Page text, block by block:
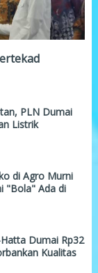
PLN Dumai
Listrik
di Agro Murni
"Bola" Ada di
Dumai Rp32
Kualitas